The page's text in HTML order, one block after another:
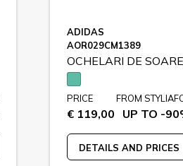
ADIDAS
AOR029CM1389
OCHELARI DE SOARE
PRICE
€ 119,00
FROM
UP TO -
DETAILS AND PRICES